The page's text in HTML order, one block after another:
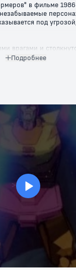
в фильме
под
врагами и
дружескими
посмотрите
Подробнее
>